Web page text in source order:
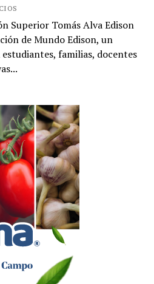
Superior Tomás Alva Edison
de Mundo Edison, un
familias, docentes